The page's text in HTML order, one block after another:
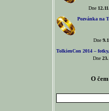
Dne
Pozvánka na
Dne
TolkienCon 2014 –
Dne
O